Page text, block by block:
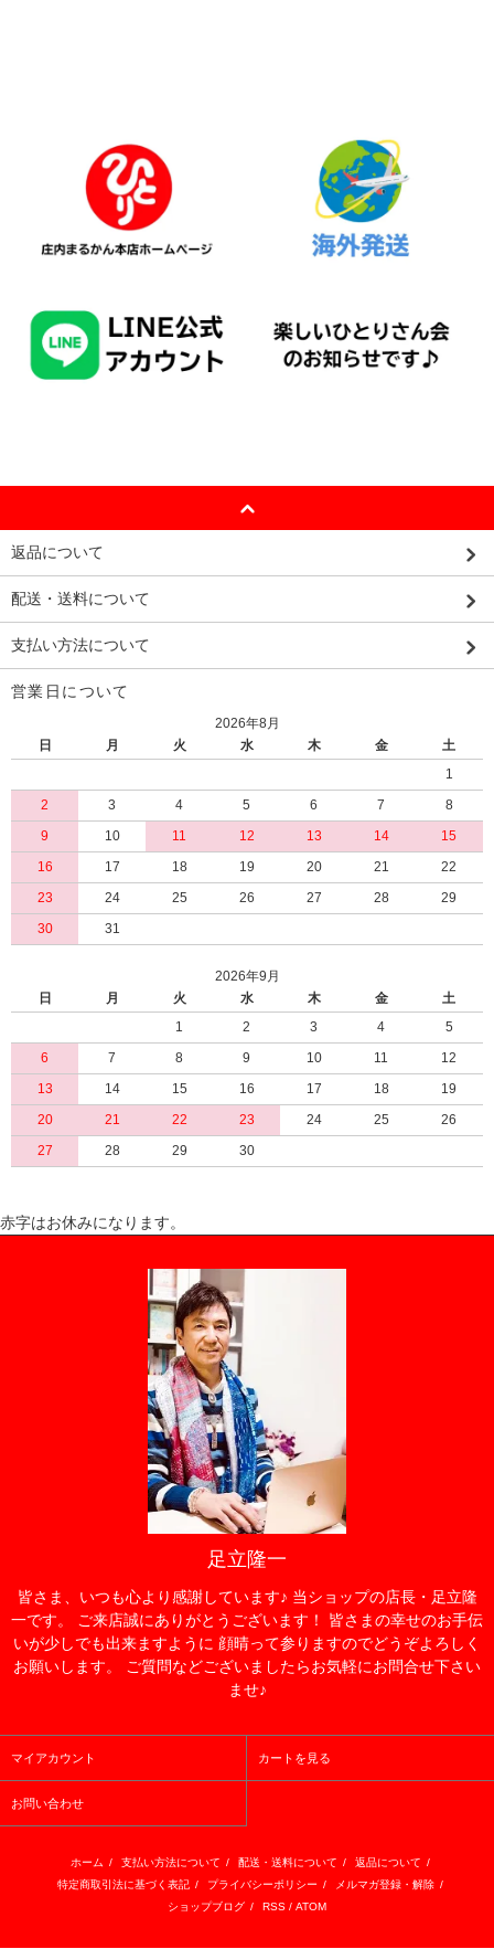
返品について
配送・送料について
支払い方法について
営業日について
2026年8月
日
月 火 水 木 金
土
1
2
3 4 5 6 7
8
9
10 11 12 13 14
15
16
17 18 19 20 21
22
23
24 25 26 27 28
29
30
31
2026年9月
日
月 火 水 木 金
土
1
2 3 4
5
6
7 8 9 10 11
12
13
14 15 16 17 18
19
20
21 22 23 24 25
26
27
28 29 30
赤字はお休みになります。
足立隆一
皆さま、いつも心より感謝しています♪ 当ショップの店長・足立隆
一です。 ご来店誠にありがとうございます！ 皆さまの幸せのお手伝
いが少しでも出来ますように 顔晴って参りますのでどうぞよろしく
お願いします。 ご質問などございましたらお気軽にお問合せ下さい
ませ♪
マイアカウント カートを見る
お問い合わせ
ホーム / 支払い方法について / 配送・送料について / 返品について /
特定商取引法に基づく表記 / プライバシーポリシー / メルマガ登録・解除 /
ショップブログ / RSS / ATOM